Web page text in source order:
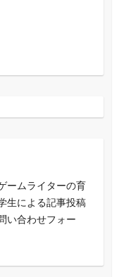
ームライターの育
生による記事投稿
い合わせフォー